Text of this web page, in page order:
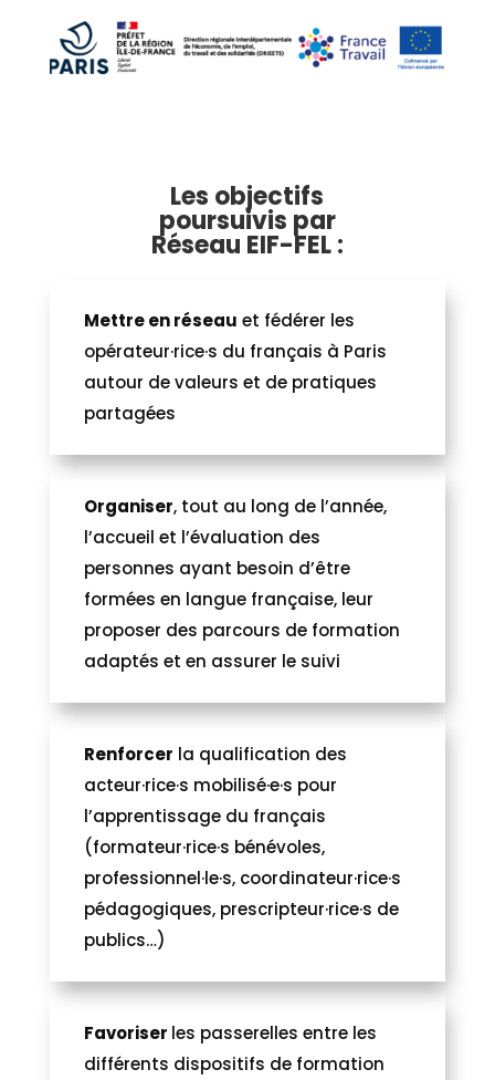
Les objectifs
poursuivis par
Réseau EIF-FEL :
Mettre en réseau et fédérer les
opérateur·rice·s du français à Paris
autour de valeurs et de pratiques
partagées
Organiser, tout au long de l’année,
l’accueil et l’évaluation des
personnes ayant besoin d’être
formées en langue française, leur
proposer des parcours de formation
adaptés et en assurer le suivi
Renforcer la qualification des
acteur·rice·s mobilisé·e·s pour
l’apprentissage du français
(formateur·rice·s bénévoles,
professionnel·le·s, coordinateur·rice·s
pédagogiques, prescripteur·rice·s de
publics…)
Favoriser les passerelles entre les
différents dispositifs de formation